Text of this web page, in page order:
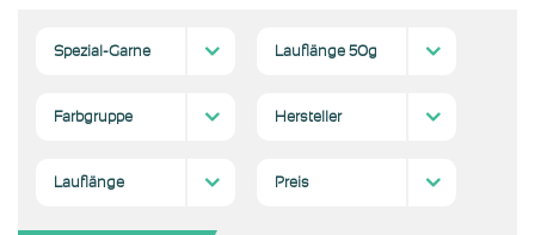
Spezial-Garne Lauflänge 50g
Farbgruppe Hersteller
Lauflänge Preis